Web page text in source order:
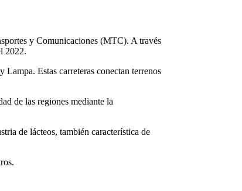
y Comunicaciones (MTC). A través
2022.
Estas carreteras conectan terrenos
de las regiones mediante la
de lácteos, también característica de